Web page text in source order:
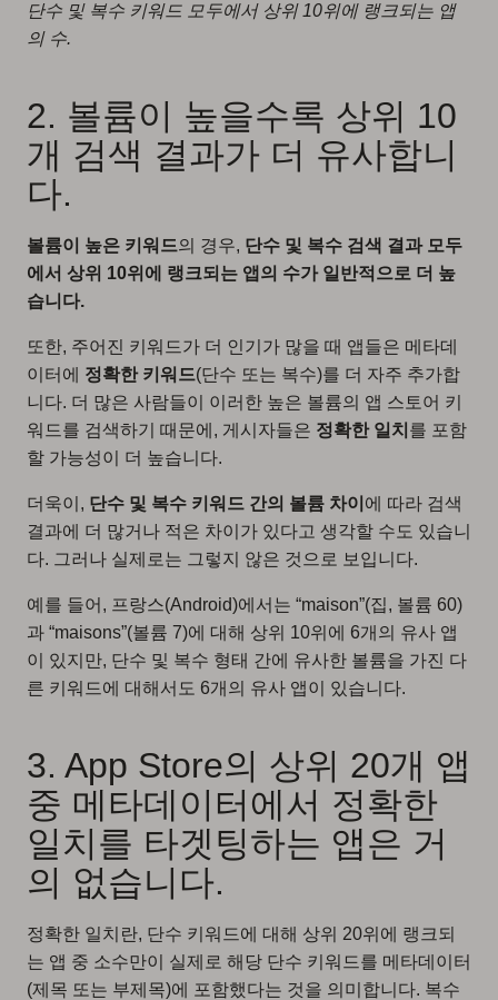
단수 및 복수 키워드 모두에서 상위 10위에 랭크되는 앱
의 수.
2. 볼륨이 높을수록 상위 10
개 검색 결과가 더 유사합니
다.
볼륨이 높은 키워드의 경우, 단수 및 복수 검색 결과 모두
에서 상위 10위에 랭크되는 앱의 수가 일반적으로 더 높
습니다.
또한, 주어진 키워드가 더 인기가 많을 때 앱들은 메타데
이터에 정확한 키워드(단수 또는 복수)를 더 자주 추가합
니다. 더 많은 사람들이 이러한 높은 볼륨의 앱 스토어 키
워드를 검색하기 때문에, 게시자들은 정확한 일치 를 포함
할 가능성이 더 높습니다.
더욱이, 단수 및 복수 키워드 간의 볼륨 차이 에 따라 검색
결과에 더 많거나 적은 차이가 있다고 생각할 수도 있습니
다. 그러나 실제로는 그렇지 않은 것으로 보입니다.
예를 들어, 프랑스(Android)에서는 “maison”(집, 볼륨 60)
과 “maisons”(볼륨 7)에 대해 상위 10위에 6개의 유사 앱
이 있지만, 단수 및 복수 형태 간에 유사한 볼륨을 가진 다
른 키워드에 대해서도 6개의 유사 앱이 있습니다.
3. App Store의 상위 20개 앱
중 메타데이터에서 정확한
일치를 타겟팅하는 앱은 거
의 없습니다.
정확한 일치란, 단수 키워드에 대해 상위 20위에 랭크되
는 앱 중 소수만이 실제로 해당 단수 키워드를 메타데이터
(제목 또는 부제목)에 포함했다는 것을 의미합니다. 복수